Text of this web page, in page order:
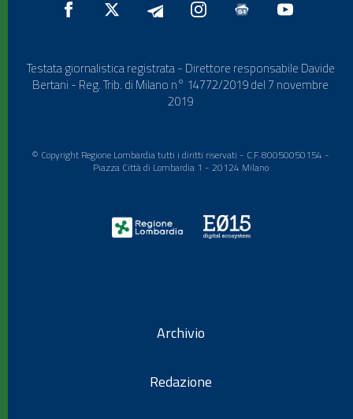
Testata giornalistica registrata - Direttore responsabile Davide
Bertani - Reg. Trib. di Milano n° 14772/2019 del 7 novembre
2019
© Copyright Regione Lombardia tutti i diritti riservati - C.F. 80050050154 -
Piazza Città di Lombardia 1 - 20124 Milano
Archivio
Redazione